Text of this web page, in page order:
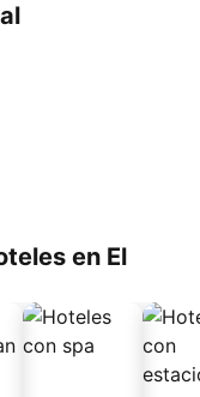
en El